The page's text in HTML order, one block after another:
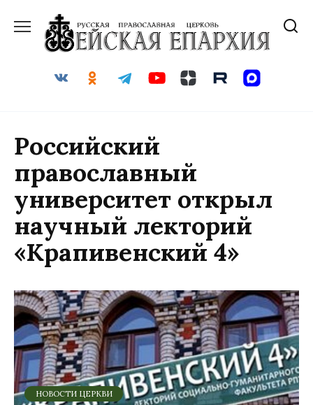
содержанию
Российский
православный
университет открыл
научный лекторий
«Крапивенский 4»
НОВОСТИ ЦЕРКВИ